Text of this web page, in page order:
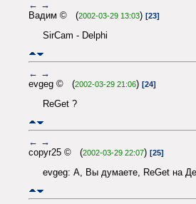
← →
Вадим © (2002-03-29 13:03) [23]
SirCam - Delphi
← →
evgeg © (2002-03-29 21:06) [24]
ReGet ?
← →
copyr25 © (2002-03-29 22:07) [25]
evgeg: А, Вы думаете, ReGet на